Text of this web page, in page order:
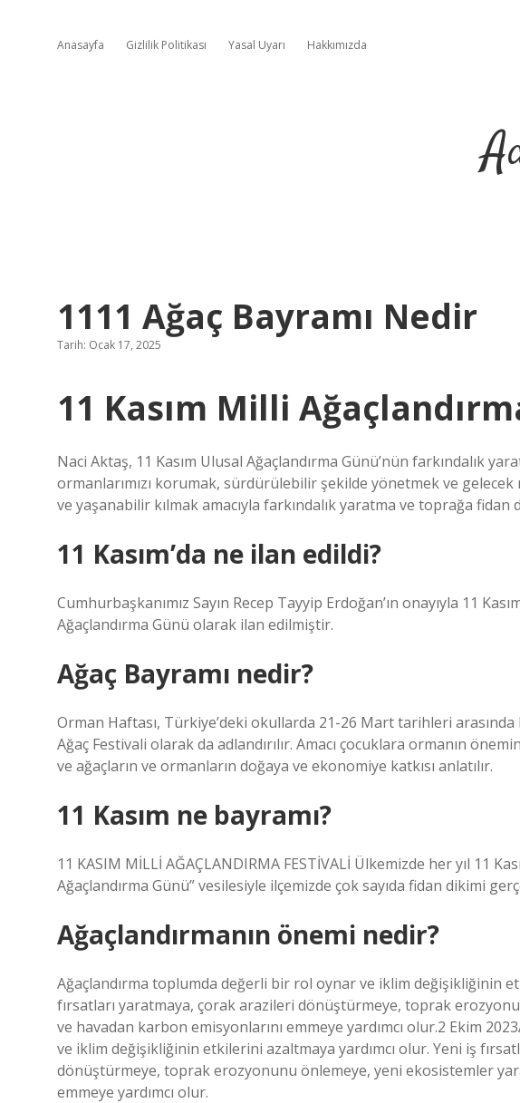
Anasayfa Gizlilik Politikası Yasal Uyarı Hakkımızda
1111 Ağaç Bayramı Nedir
Tarih: Ocak 17, 2025
11 Kasım Milli
Naci Aktaş, 11 Kasım Ulusal Ağaçlandırma Günü’nün farkındalık
ormanlarımızı korumak, sürdürülebilir şekilde yönetmek ve gelecek
ve yaşanabilir kılmak amacıyla farkındalık yaratma ve toprağa
11 Kasım’da ne ilan edildi?
Cumhurbaşkanımız Sayın Recep Tayyip Erdoğan’ın onayıyla 11
Ağaçlandırma Günü olarak ilan edilmiştir.
Ağaç Bayramı nedir?
Orman Haftası, Türkiye’deki okullarda 21-26 Mart tarihleri
Ağaç Festivali olarak da adlandırılır. Amacı çocuklara ormanın
ve ağaçların ve ormanların doğaya ve ekonomiye katkısı anlatılır.
11 Kasım ne bayramı?
11 KASIM MİLLİ AĞAÇLANDIRMA FESTİVALİ Ülkemizde her yıl 11
Ağaçlandırma Günü” vesilesiyle ilçemizde çok sayıda fidan dikimi
Ağaçlandırmanın önemi nedir?
Ağaçlandırma toplumda değerli bir rol oynar ve iklim değişikliğinin
fırsatları yaratmaya, çorak arazileri dönüştürmeye, toprak
ve havadan karbon emisyonlarını emmeye yardımcı olur.2 Ekim
ve iklim değişikliğinin etkilerini azaltmaya yardımcı olur. Yeni iş
dönüştürmeye, toprak erozyonunu önlemeye, yeni ekosistemler
emmeye yardımcı olur.